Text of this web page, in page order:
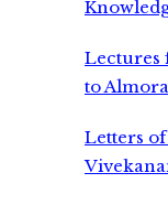
Lectures
to Almora
Letters